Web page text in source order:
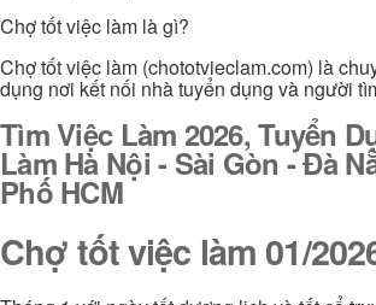
Chợ tốt việc làm là gì?
Chợ tốt việc làm (chototvieclam.com) là
dụng nơi kết nối nhà tuyển dụng và người
Tìm Việc Làm 2026, Tuyển
Làm Hà Nội - Sài Gòn - Đà
Phố HCM
Chợ tốt việc làm 01/